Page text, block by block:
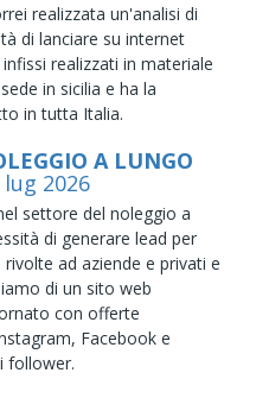
realizzata un'analisi di
di lanciare su internet
realizzati in materiale
in sicilia e ha la
in tutta Italia.
A LUNGO
lug 2026
settore del noleggio a
di generare lead per
ad aziende e privati e
di un sito web
con offerte
Facebook e
follower.